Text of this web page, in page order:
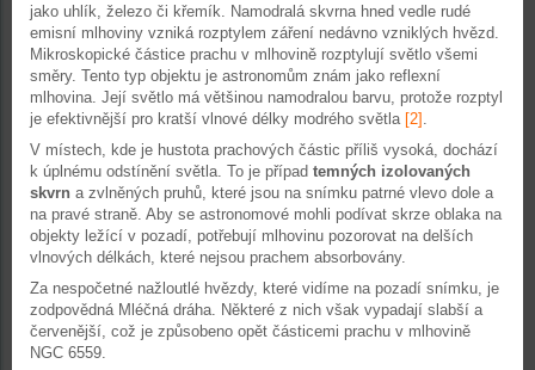
jako uhlík, železo či křemík. Namodralá skvrna hned vedle rudé
emisní mlhoviny vzniká rozptylem záření nedávno vzniklých hvězd.
Mikroskopické částice prachu v mlhovině rozptylují světlo všemi
směry. Tento typ objektu je astronomům znám jako reflexní
mlhovina. Její světlo má většinou namodralou barvu, protože rozptyl
je efektivnější pro kratší vlnové délky modrého světla [2] .
V místech, kde je hustota prachových částic příliš vysoká, dochází
k úplnému odstínění světla. To je případ temných izolovaných
skvrn a zvlněných pruhů, které jsou na snímku patrné vlevo dole a
na pravé straně. Aby se astronomové mohli podívat skrze oblaka na
objekty ležící v pozadí, potřebují mlhovinu pozorovat na delších
vlnových délkách, které nejsou prachem absorbovány.
Za nespočetné nažloutlé hvězdy, které vidíme na pozadí snímku, je
zodpovědná Mléčná dráha. Některé z nich však vypadají slabší a
červenější, což je způsobeno opět částicemi prachu v mlhovině
NGC 6559.